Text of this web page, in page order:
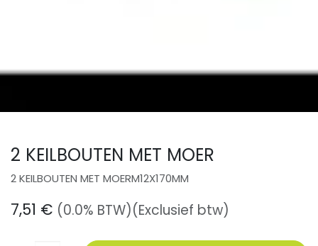
2 KEILBOUTEN MET MOER
2 KEILBOUTEN MET MOERM12X170MM
7,51 € (0.0% BTW)(Exclusief btw)